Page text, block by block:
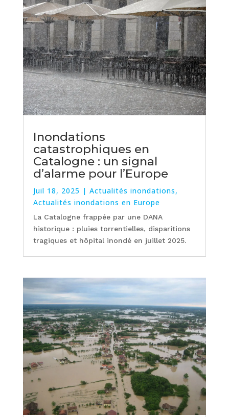
Inondations
catastrophiques en
Catalogne : un signal
d’alarme pour l’Europe
Juil 18, 2025 | Actualités inondations,
Actualités inondations en Europe
La Catalogne frappée par une DANA
historique : pluies torrentielles, disparitions
tragiques et hôpital inondé en juillet 2025.